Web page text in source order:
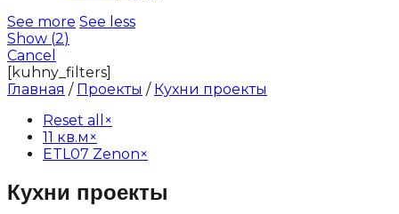
See more See less
Show (2)
Cancel
[kuhny_filters]
Главная / Проекты / Кухни проекты
Reset all
×
11 кв.м ×
ETL07 Zenon×
Кухни проекты